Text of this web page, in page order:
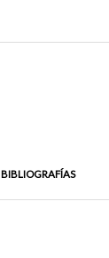
BIBLIOGRAFÍAS